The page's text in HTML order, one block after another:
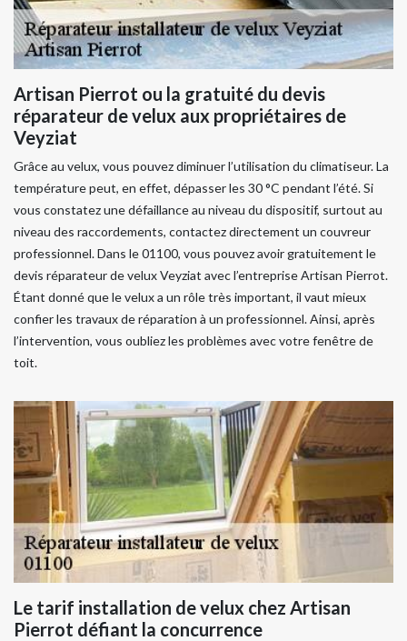
Artisan Pierrot ou la gratuité du devis
réparateur de velux aux propriétaires de
Veyziat
Grâce au velux, vous pouvez diminuer l’utilisation du climatiseur. La
température peut, en effet, dépasser les 30 °C pendant l’été. Si
vous constatez une défaillance au niveau du dispositif, surtout au
niveau des raccordements, contactez directement un couvreur
professionnel. Dans le 01100, vous pouvez avoir gratuitement le
devis réparateur de velux Veyziat avec l’entreprise Artisan Pierrot.
Étant donné que le velux a un rôle très important, il vaut mieux
confier les travaux de réparation à un professionnel. Ainsi, après
l’intervention, vous oubliez les problèmes avec votre fenêtre de
toit.
Le tarif installation de velux chez Artisan
Pierrot défiant la concurrence